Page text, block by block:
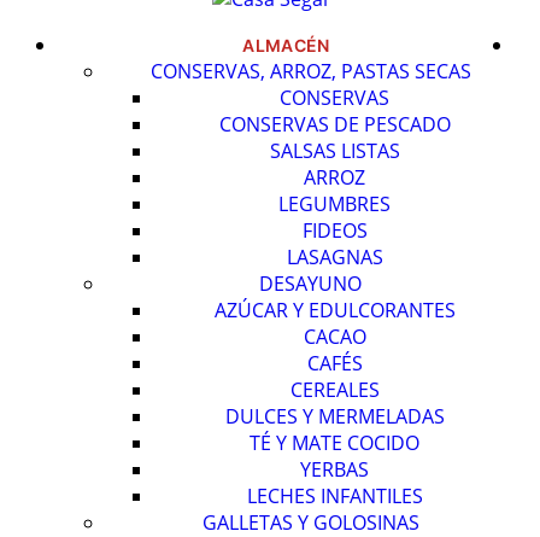
ALMACÉN
CONSERVAS, ARROZ, PASTAS SECAS
CONSERVAS
CONSERVAS DE PESCADO
SALSAS LISTAS
ARROZ
LEGUMBRES
FIDEOS
LASAGNAS
DESAYUNO
AZÚCAR Y EDULCORANTES
CACAO
CAFÉS
CEREALES
DULCES Y MERMELADAS
TÉ Y MATE COCIDO
YERBAS
LECHES INFANTILES
GALLETAS Y GOLOSINAS